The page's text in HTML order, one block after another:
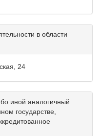
в области
24
иной аналогичный
государстве,